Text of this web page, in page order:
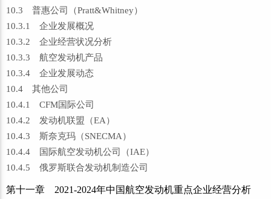
10.3 普惠公司（Pratt&Whitney）
10.3.1 企业发展概况
10.3.2 企业经营状况分析
10.3.3 航空发动机产品
10.3.4 企业发展动态
10.4 其他公司
10.4.1 CFM国际公司
10.4.2 发动机联盟（EA）
10.4.3 斯奈克玛（SNECMA）
10.4.4 国际航空发动机公司（IAE）
10.4.5 俄罗斯联合发动机制造公司
第十一章 2021-2024年中国航空发动机重点企业经营分析